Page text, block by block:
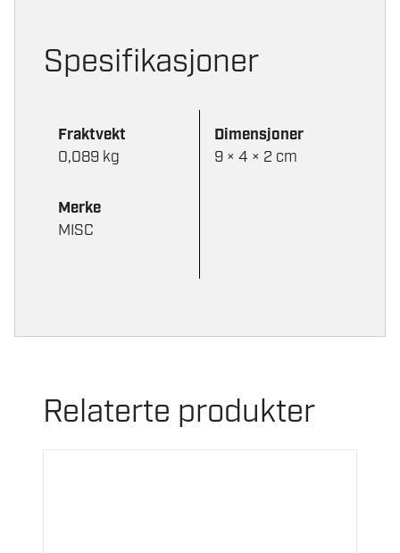
Spesifikasjoner
Fraktvekt
0,089 kg
Dimensjoner
9 × 4 × 2 cm
Merke
MISC
Relaterte produkter